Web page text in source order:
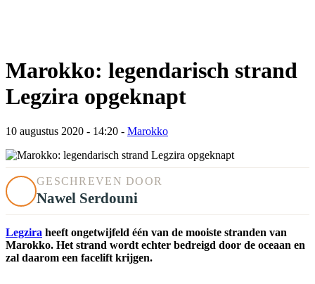
Marokko: legendarisch strand
Legzira opgeknapt
10 augustus 2020 - 14:20 - Marokko
GESCHREVEN DOOR
Nawel Serdouni
Legzira heeft ongetwijfeld één van de mooiste stranden van
Marokko. Het strand wordt echter bedreigd door de oceaan en
zal daarom een facelift krijgen.